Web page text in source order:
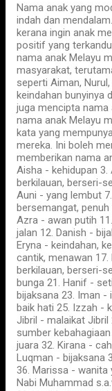
Nama anak yang
indah dan
kerana ingin anak
positif yang
nama anak Melayu
masyarakat,
seperti Aiman,
keindahan bunyinya
juga mencipta nama
nama anak Melayu
kata yang
mereka. Ini boleh
memberikan nama
Aisha - kehidupan
berkilauan, berseri-
Auni - yang lembut
bersemangat,
Azra - awan putih
jalan 12. Danish -
Eryna - keindahan,
cantik, menawan
berkilauan, berseri-
bunga 21. Hanif -
bijaksana 23. Iman -
baik hati 25. Izzah -
Jibril - malaikat Jibril
sumber
juara 32. Kirana -
Luqman - bijaksana
36. Marissa - wanita
Nabi Muhammad